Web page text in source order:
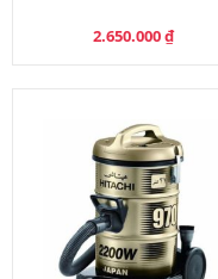
2.650.000₫